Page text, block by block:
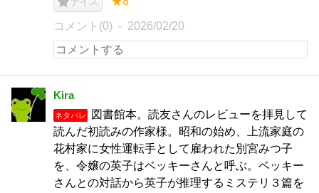
コメント(0) 2026/02/20
Kira
ネタバレ
図書館本。読友さんのレビューを拝見して
読んだ初読みの作家様。昭和の始め、上流家庭の
花村家に女性運転手として雇われた別宮みつ子
を、令嬢の英子はベッキーさんと呼ぶ。ベッキー
さんとの対話から英子が推理するミステリ３篇を